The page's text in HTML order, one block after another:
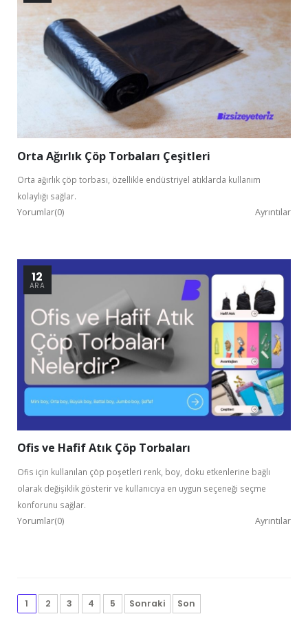
Orta Ağırlık Çöp Torbaları Çeşitleri
Orta ağırlık çöp torbası, özellikle endüstriyel atıklarda kullanım
kolaylığı sağlar.
Yorumlar(0) Ayrıntılar
12
ARA
Ofis ve Hafif Atık Çöp Torbaları
Ofis için kullanılan çöp poşetleri renk, boy, doku etkenlerine bağlı
olarak değişiklik gösterir ve kullanıcıya en uygun seçeneği seçme
konforunu sağlar.
Yorumlar(0) Ayrıntılar
1 2 3 4 5 Sonraki Son